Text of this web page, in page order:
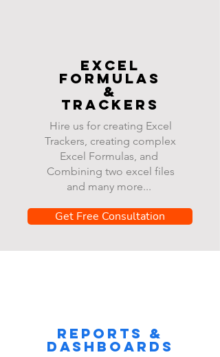
Excel
FOrmulas
&
Trackers
Hire us for creating Excel
Trackers, creating complex
Excel Formulas, and
Combining two excel files
and many more...
Get Free Consultation
Reports &
dashboards